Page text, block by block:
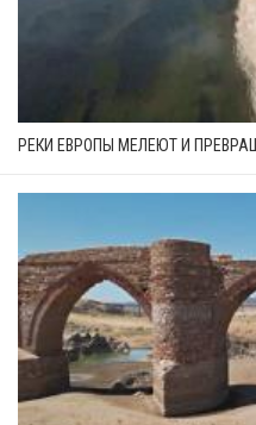
РЕКИ ЕВРОПЫ МЕЛЕЮТ И